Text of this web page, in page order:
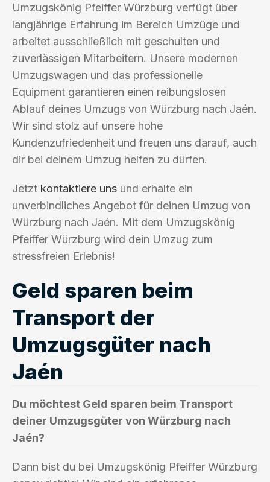
Umzugskönig Pfeiffer Würzburg verfügt über
langjährige Erfahrung im Bereich Umzüge und
arbeitet ausschließlich mit geschulten und
zuverlässigen Mitarbeitern. Unsere modernen
Umzugswagen und das professionelle
Equipment garantieren einen reibungslosen
Ablauf deines Umzugs von Würzburg nach Jaén.
Wir sind stolz auf unsere hohe
Kundenzufriedenheit und freuen uns darauf, auch
dir bei deinem Umzug helfen zu dürfen.
Jetzt kontaktiere uns und erhalte ein
unverbindliches Angebot für deinen Umzug von
Würzburg nach Jaén. Mit dem Umzugskönig
Pfeiffer Würzburg wird dein Umzug zum
stressfreien Erlebnis!
Geld sparen beim
Transport der
Umzugsgüter nach
Jaén
Du möchtest Geld sparen beim Transport
deiner Umzugsgüter von Würzburg nach
Jaén?
Dann bist du bei Umzugskönig Pfeiffer Würzburg